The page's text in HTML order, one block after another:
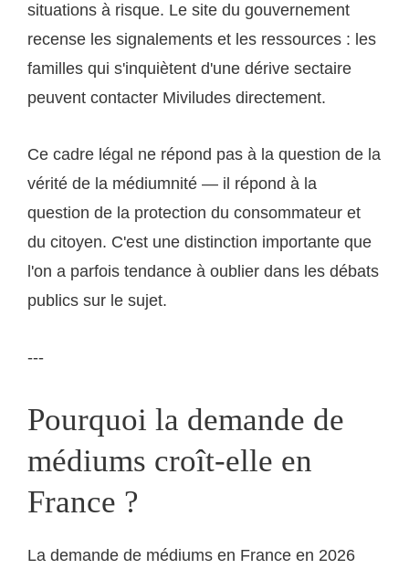
situations à risque. Le site du gouvernement
recense les signalements et les ressources : les
familles qui s'inquiètent d'une dérive sectaire
peuvent contacter Miviludes directement.
Ce cadre légal ne répond pas à la question de la
vérité de la médiumnité — il répond à la
question de la protection du consommateur et
du citoyen. C'est une distinction importante que
l'on a parfois tendance à oublier dans les débats
publics sur le sujet.
---
Pourquoi la demande de
médiums croît-elle en
France ?
La demande de médiums en France en 2026